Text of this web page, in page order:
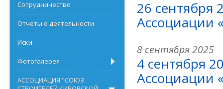
26 сентября
Ассоциации
8 сентября 2025
4 сентября
Ассоциации
Сотрудничество
Отчеты о деятельности
Иски
Фотогалерея
АССОЦИАЦИЯ "СОЮЗ